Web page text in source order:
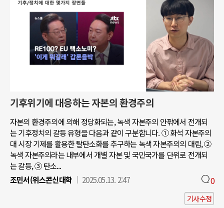
기후위기에 대응하는 자본의 환경주의
자본의 환경주의에 의해 정당화되는, 녹색 자본주의 안팎에서 전개되
는 기후정치의 갈등 유형을 다음과 같이 구분합니다. ① 화석 자본주의
대 시장 기제를 활용한 탈탄소화를 추구하는 녹색 자본주의의 대립, ②
녹색 자본주의라는 내부에서 개별 자본 및 국민국가를 단위로 전개되
는 갈등, ③ 탄소...
조민서(위스콘신대학
2025.05.13. 2:47 0
기사수정